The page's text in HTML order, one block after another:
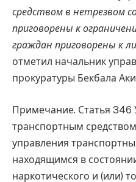
средством в нетрезвом
приговорены к
граждан приговорены к
отметил начальник
прокуратуры Бекбала
Примечание. Статья 346
транспортным
управления
находящимся в
наркотического и (или)